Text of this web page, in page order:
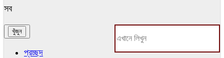
সব
প্রচ্ছদ